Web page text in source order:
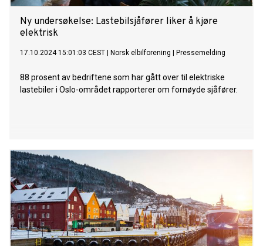
Ny undersøkelse: Lastebilsjåfører liker å kjøre
elektrisk
17.10.2024 15:01:03 CEST Norsk elbilforening Pressemelding
88 prosent av bedriftene som har gått over til elektriske
lastebiler i Oslo-området rapporterer om fornøyde sjåfører.